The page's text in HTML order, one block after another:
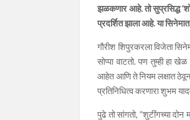
झळकणार आहे. तो सुप्रसिद्ध
प्रदर्शित झाला आहे. या
गौरीश शिपुरकरला विजेता
सोप्पा वाटतो. पण तुम्ही हा
आहेत आणि ते नियम लक्षात
प्रतिनिधित्व करणारा शुभम
पुढे तो सांगतो, “शुटींगच्या